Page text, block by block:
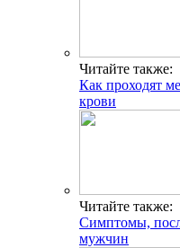
Читайте также:
Как проходят
крови
Читайте также:
Симптомы,
мужчин